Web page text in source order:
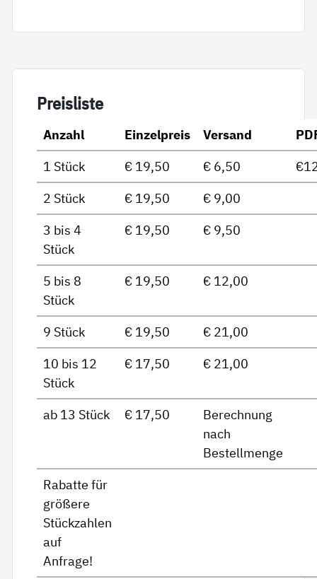
Preis­lis­te
Anzahl Einzelpreis Versand
1 Stück
€ 19,50 € 6,50
2 Stück
€ 19,50
€ 9,00
3 bis 4
Stück
€ 19,50 € 9,50
5 bis 8
Stück
€ 19,50 € 12,00
9 Stück € 19,50
€ 21,00
10 bis 12
Stück
€ 17,50 € 21,00
ab 13 Stück € 17,50
Berechnung
nach
Bestellmenge
Rabatte für
größere
Stückzahlen
auf
Anfrage!